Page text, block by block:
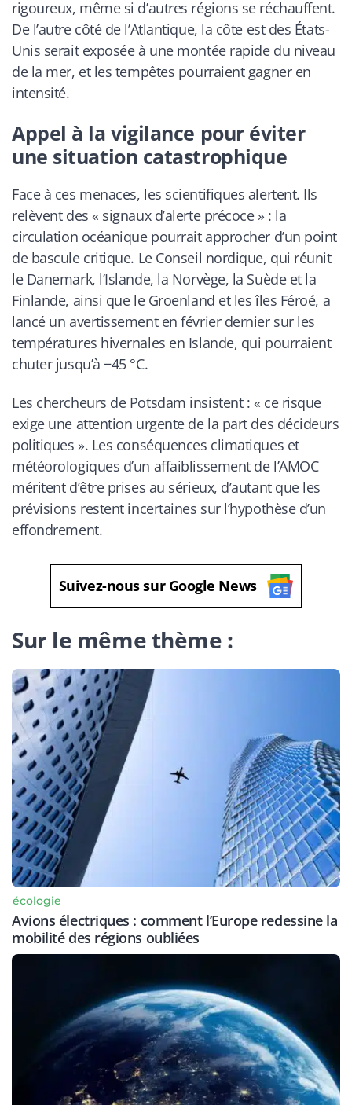
rigoureux, même si d’autres régions se réchauffent.
De l’autre côté de l’Atlantique, la côte est des États-
Unis serait exposée à une montée rapide du niveau
de la mer, et les tempêtes pourraient gagner en
intensité.
Appel à la vigilance pour éviter
une situation catastrophique
Face à ces menaces, les scientifiques alertent. Ils
relèvent des « signaux d’alerte précoce » : la
circulation océanique pourrait approcher d’un point
de bascule critique. Le Conseil nordique, qui réunit
le Danemark, l’Islande, la Norvège, la Suède et la
Finlande, ainsi que le Groenland et les îles Féroé, a
lancé un avertissement en février dernier sur les
températures hivernales en Islande, qui pourraient
chuter jusqu’à −45 °C.
Les chercheurs de Potsdam insistent : « ce risque
exige une attention urgente de la part des décideurs
politiques ». Les conséquences climatiques et
météorologiques d’un affaiblissement de l’AMOC
méritent d’être prises au sérieux, d’autant que les
prévisions restent incertaines sur l’hypothèse d’un
effondrement.
Suivez-nous sur Google News
Sur le même thème :
écologie
Avions électriques : comment l’Europe redessine la
mobilité des régions oubliées